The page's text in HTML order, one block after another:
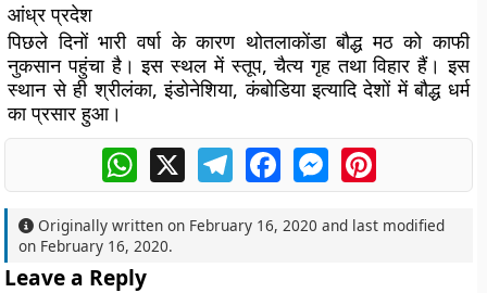
आंध्र प्रदेश
पिछले दिनों भारी वर्षा के कारण थोतलाकोंडा बौद्ध मठ को काफी
नुकसान पहुंचा है। इस स्थल में स्तूप, चैत्य गृह तथा विहार हैं। इस
स्थान से ही श्रीलंका, इंडोनेशिया, कंबोडिया इत्यादि देशों में बौद्ध धर्म
का प्रसार हुआ।
WhatsApp
X TelegramFacebookMessengerPinterest
Originally written on February 16, 2020 and last modified
on February 16, 2020.
Leave a Reply